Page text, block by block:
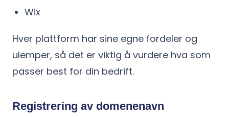
Wix
Hver plattform har sine egne fordeler og
ulemper, så det er viktig å vurdere hva som
passer best for din bedrift.
Registrering av domenenavn